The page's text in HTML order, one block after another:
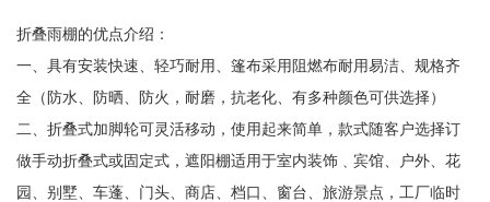
折叠雨棚的优点介绍：
一、具有安装快速、轻巧耐用、篷布采用阻燃布耐用易洁、规格齐
全（防水、防晒、防火，耐磨，抗老化、有多种颜色可供选择）
二、折叠式加脚轮可灵活移动，使用起来简单，款式随客户选择订
做手动折叠式或固定式，遮阳棚适用于室内装饰﹑宾馆、户外、花
园、别墅、车蓬、门头、商店、档口、窗台、旅游景点，工厂临时